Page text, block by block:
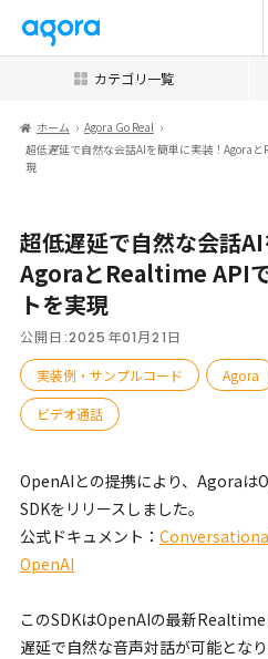
カテゴリ一覧
ホーム
Agora Go Real
超低遅延で自然な会話AIを簡単に実装！Agora
現
超低遅延で自然な会話AI
AgoraとRealtime API
トを実現
公開日:2025年01月21日
実装例・サンプルコード
Agora
ビデオ通話
OpenAIとの提携により、Agoraは
SDKをリリースしました。
公式ドキュメント：
OpenAI
このSDKはOpenAIの最新
遅延で自然な音声対話が可能となり